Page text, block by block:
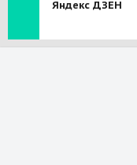
Яндекс ДЗЕН